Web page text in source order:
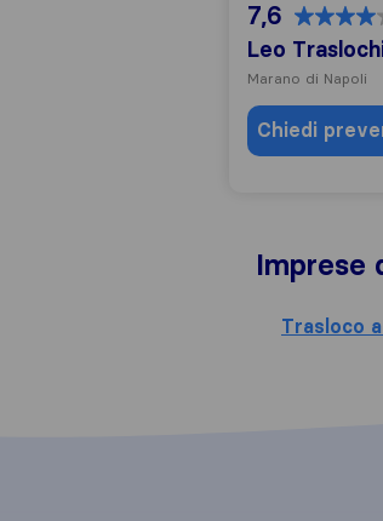
7,6
Leo
Marano di Napoli
Chiedi
Imprese
Trasloco